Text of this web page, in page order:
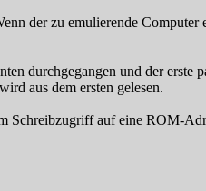
der zu emulierende
durchgegangen und der erste
aus dem ersten gelesen.
auf eine ROM-